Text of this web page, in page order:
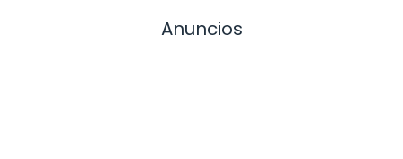
Anuncios